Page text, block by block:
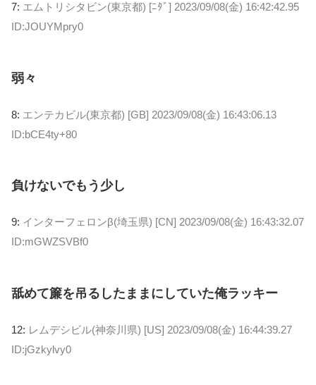
7: エムトリシタビン(東京都) [ﾆﾀﾞ] 2023/09/08(金) 16:42:42.95
ID:JOUYMpry0
弱々
8: エンテカビル(東京都) [GB] 2023/09/08(金) 16:43:06.13
ID:bCE4ty+80
負けないでもう少し
9: インターフェロンβ(埼玉県) [CN] 2023/09/08(金) 16:43:32.07
ID:mGWZSVBf0
舐めて簾を吊るしたままにしていた俺ラッキー
12: レムデシビル(神奈川県) [US] 2023/09/08(金) 16:44:39.27
ID:jGzkylvy0